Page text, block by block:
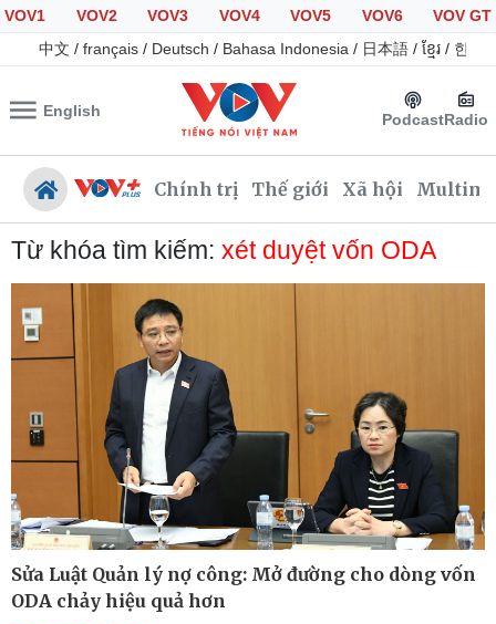
VOV1 VOV2 VOV3 VOV4 VOV5 VOV6
VOV GT
中文 / français / Deutsch / Bahasa Indonesia / 日本語 / ខ្មែរ / 한국
English PodcastRadio
Chính trị Thế giới Xã hội
Chính trị
Tổ chức nhân sự
Quốc hội
Nhận diện sự thật
Xã hội
Dự báo thời tiết
Dấu ấn VOV
Việc làm
Biển đảo
Thế giới
Quan sát
Multimedia
Từ khóa tìm kiếm: xét duyệt vốn ODA
Sửa Luật Quản lý nợ công: Mở đường cho dòng vốn
ODA chảy hiệu quả hơn